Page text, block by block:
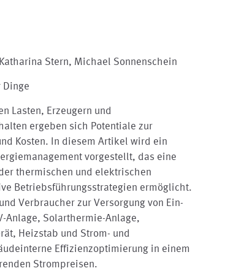
Stern, Michael Sonnenschein
Dinge
Lasten, Erzeugern und
ergeben sich Potentiale zur
Kosten. In diesem Artikel wird ein
vorgestellt, das eine
thermischen und elektrischen
Betriebsführungsstrategien ermöglicht.
Verbraucher zur Versorgung von Ein-
Anlage, Solarthermie-Anlage,
Heizstab und Strom- und
Effizienzoptimierung in einem
Strompreisen.